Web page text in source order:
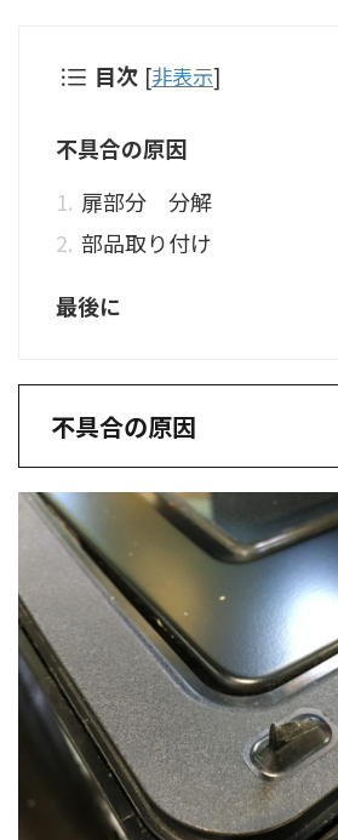
目次 [非表示]
不具合の原因
扉部分 分解
部品取り付け
最後に
不具合の原因